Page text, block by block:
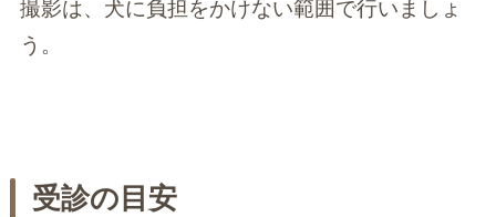
撮影は、犬に負担をかけない範囲で行いましょ
う。
受診の目安